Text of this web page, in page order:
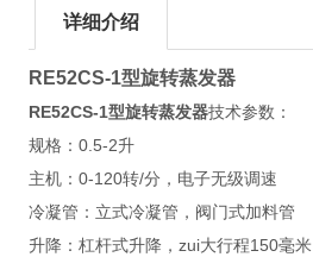
详细介绍
RE52CS-1型旋转蒸发器
RE52CS-1型旋转蒸发器技术参数：
规格：0.5-2升
主机：0-120转/分，电子无级调速
冷凝管：立式冷凝管，阀门式加料管
升降：杠杆式升降，zui大行程150毫米